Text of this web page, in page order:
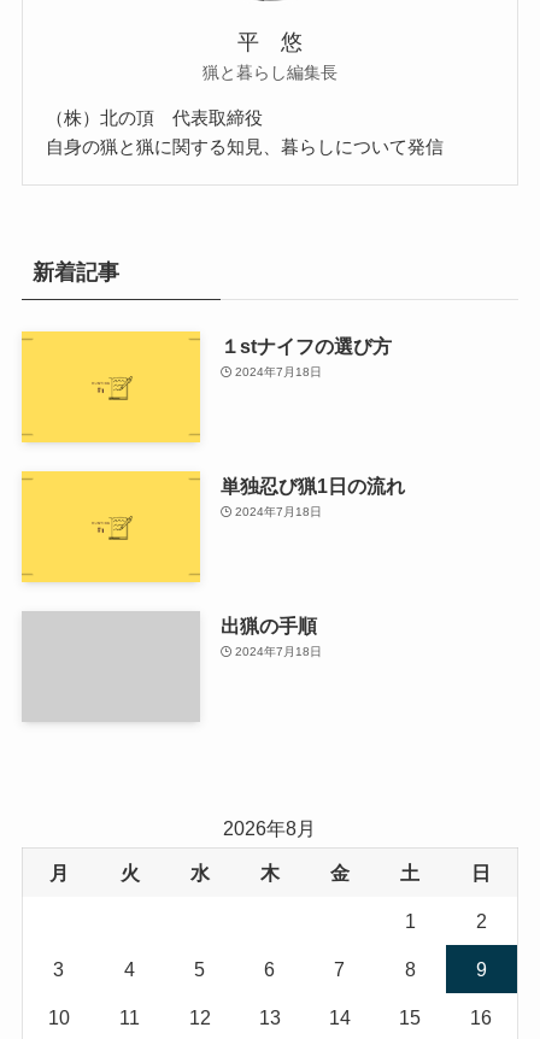
平 悠
猟と暮らし編集長
（株）北の頂 代表取締役
自身の猟と猟に関する知見、暮らしについて発信
新着記事
１stナイフの選び方
2024年7月18日
単独忍び猟1日の流れ
2024年7月18日
出猟の手順
2024年7月18日
2026年8月
月 火 水 木 金 土 日
1 2
3 4 5 6 7 8 9
10 11 12 13 14 15 16